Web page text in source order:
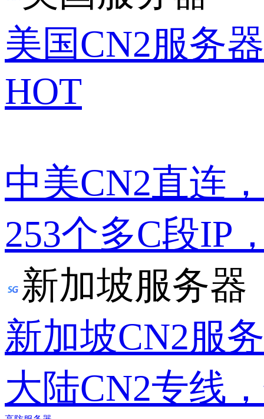
美国CN2服务器
HOT
中美CN2直连
253个多C段IP
新加坡服务器
新加坡CN2服
大陆CN2专线